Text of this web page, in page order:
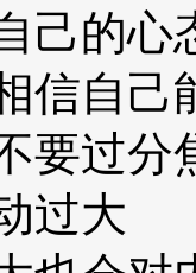
己的心
信自
要过分
过大